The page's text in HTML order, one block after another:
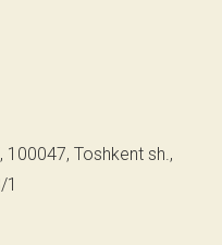
100047, Toshkent sh.,
1